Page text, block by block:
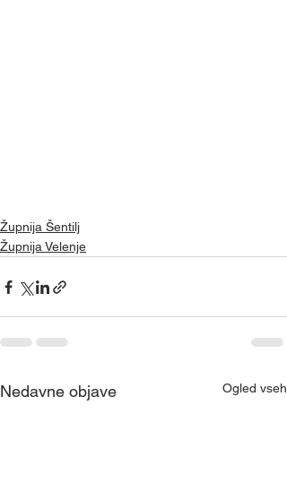
Župnija Šentilj
Župnija Velenje
Nedavne objave Ogled vseh